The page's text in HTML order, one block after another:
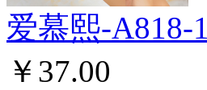
爱慕熙-A818-1
￥37.00